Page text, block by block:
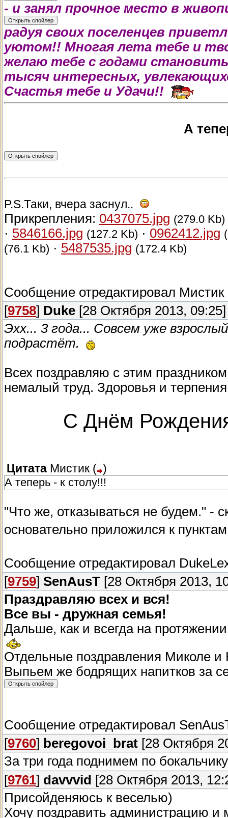
- и занял прочное место в
радуя своих поселенцев
уютом!! Многая лета тебе и
желаю тебе с годами
тысяч интересных,
Счастья тебе и Удачи!!
А
P.S.Таки, вчера заснул..
Прикрепления: 0437075.jpg (279.0 Kb)
· 5846166.jpg (127.2 Kb) · 0962412.jpg
(76.1 Kb) · 5487535.jpg (172.4 Kb)
Сообщение отредактировал Мистик
[9758] Duke [28 Октября 2013, 09:25]
Эхх... 3 года... Совсем уже
подрастёт.
Всех поздравляю с этим
немалый труд. Здоровья и
С Днём
Цитата Мистик ( )
А теперь - к столу!!!
"Что же, отказываться не будем." -
основательно приложился к
Сообщение отредактировал
[9759] SenAusT [28 Октября 2013,
Праздравляю всех и вся!
Все вы - дружная семья!
Дальше, как и всегда на
Отдельные поздравления Миколе и
Выпьем же бодрящих напитков за
Сообщение отредактировал
[9760] beregovoi_brat [28 Октября
За три года поднимем по
[9761] davvvid [28 Октября 2013,
Присойденяюсь к веселью)
Хочу поздравить администрацию и